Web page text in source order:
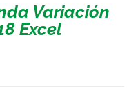
Variación
Excel